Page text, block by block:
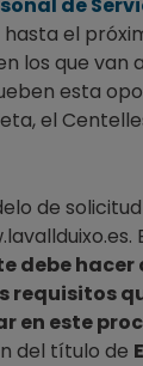
el
los que van
esta
el
de
debe hacer
requisitos
en este
del título de